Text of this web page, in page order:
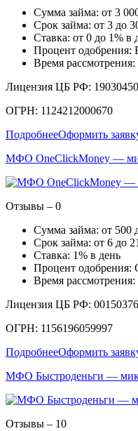
Сумма займа: от 3
Срок займа: от 3 до
Ставка: от 0 до 1% в
Процент одобрения:
Время
Лицензия ЦБ РФ:
ОГРН: 1124212000670
ПодробнееОформить
МФО OneClickMoney —
Отзывы – 0
Сумма займа: от 500
Срок займа: от 6 до
Ставка: 1% в день
Процент одобрения:
Время
Лицензия ЦБ РФ:
ОГРН: 1156196059997
ПодробнееОформить
МФО Быстроденьги —
Отзывы – 10